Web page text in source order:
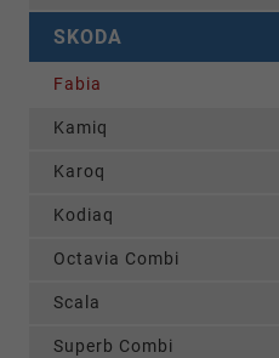
SKODA
Fabia
Kamiq
Karoq
Kodiaq
Octavia Combi
Scala
Superb Combi